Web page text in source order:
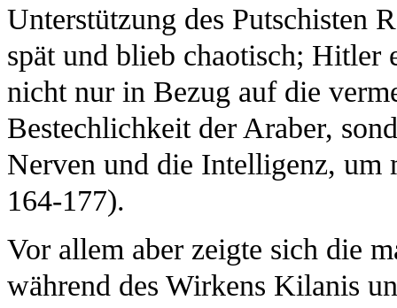
Unterstützung des Putschisten
spät und blieb chaotisch; Hitler
nicht nur in Bezug auf die
Bestechlichkeit der Araber,
Nerven und die Intelligenz, um
164-177).
Vor allem aber zeigte sich die
während des Wirkens Kilanis